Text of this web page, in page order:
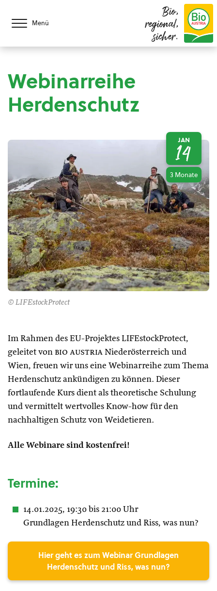
Menü
Bio,
regional,
sicher.
Webinarreihe
Herdenschutz
© LIFEstockProtect
JAN
14
3 Monate
Im Rahmen des EU-Projektes LIFEstockProtect,
geleitet von bio austria Niederösterreich und
Wien, freuen wir uns eine Webinarreihe zum Thema
Herdenschutz ankündigen zu können. Dieser
fortlaufende Kurs dient als theoretische Schulung
und vermittelt wertvolles Know-how für den
nachhaltigen Schutz von Weidetieren.
Alle Webinare sind kostenfrei!
Termine:
14.01.2025, 19:30 bis 21:00 Uhr
Grundlagen Herdenschutz und Riss, was nun?
Hier geht es zum Webinar Grundlagen
Herdenschutz und Riss, was nun?